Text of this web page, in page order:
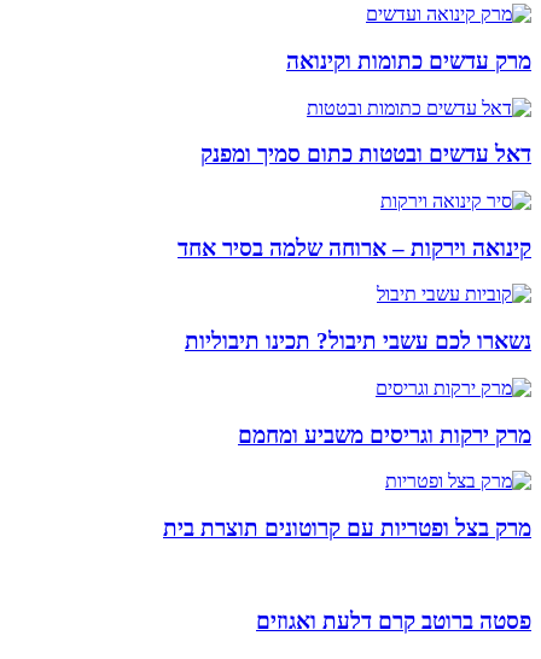
מרק עדשים כתומות וקינואה
דאל עדשים ובטטות כתום סמיך ומפנק
קינואה וירקות – ארוחה שלמה בסיר אחד
נשארו לכם עשבי תיבול? תכינו תיבוליות
מרק ירקות וגריסים משביע ומחמם
מרק בצל ופטריות עם קרוטונים תוצרת בית
פסטה ברוטב קרם דלעת ואגוזים